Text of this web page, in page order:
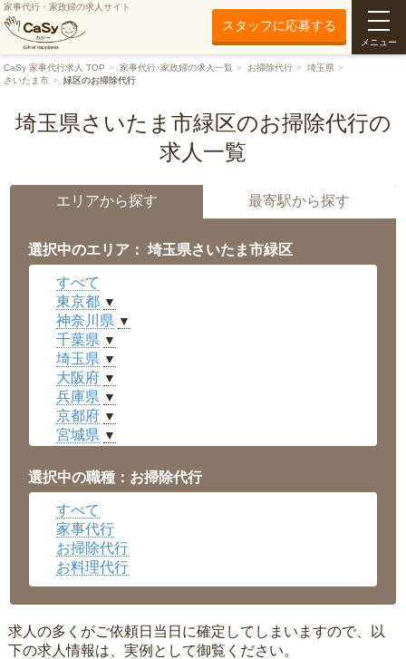
家事代行・家政婦の求人サイト
スタッフに応募する
メニュー
CaSy 家事代行求人 TOP 家事代行･家政婦の求人一覧 お掃除代行
埼玉県
さいたま市
緑区のお掃除代行
埼玉県さいたま市緑区のお掃除代行の
求人一覧
エリアから探す 最寄駅から探す
選択中のエリア： 埼玉県さいたま市緑区
すべて
東京都 ▼
神奈川県 ▼
千葉県 ▼
埼玉県 ▼
大阪府 ▼
兵庫県 ▼
京都府 ▼
宮城県 ▼
福井県 ▼
岡山県 ▼
広島県
沖縄県 ▼
選択中の職種：お掃除代行
すべて
家事代行
お掃除代行
お料理代行
求人の多くがご依頼日当日に確定してしまいますので、以
下の求人情報は、実例として御覧ください。